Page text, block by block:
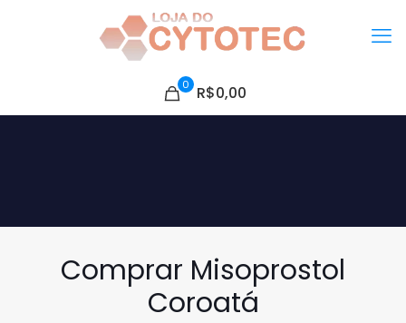
0 R$0,00
Comprar Misoprostol
Coroatá